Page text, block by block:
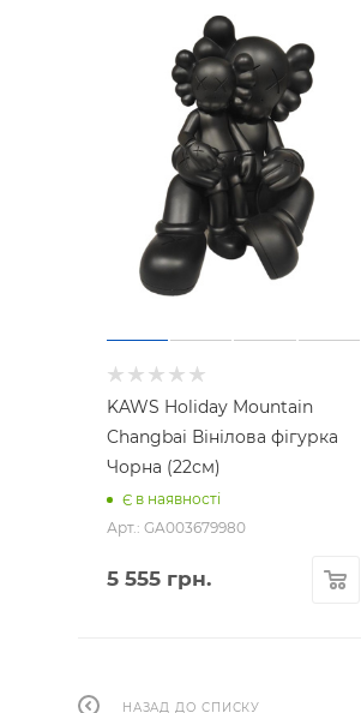
KAWS Holiday Mountain
Changbai Вінілова фігурка
Чорна (22см)
Є в наявності
Арт.: GA003679980
5 555 грн.
НАЗАД ДО СПИСКУ